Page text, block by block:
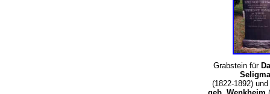
Grabstein für
(1822-1892) und